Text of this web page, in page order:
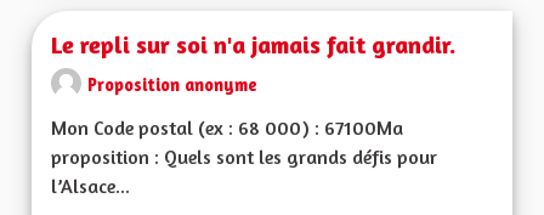
Le repli sur soi n'a jamais fait grandir.
Proposition anonyme
Mon Code postal (ex : 68 000) : 67100Ma
proposition : Quels sont les grands défis pour
l’Alsace...